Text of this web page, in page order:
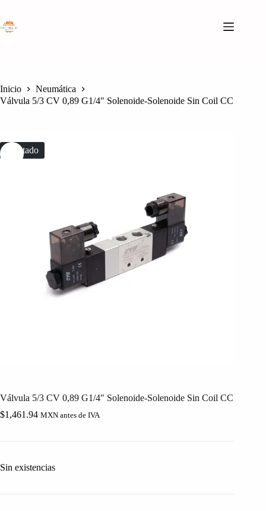
contenido
Inicio
Neumática
Válvula 5/3 CV 0,89 G1/4″ Solenoide-Solenoide Sin Coil CC
Agotado
Válvula 5/3 CV 0,89 G1/4″ Solenoide-Solenoide Sin Coil CC
$1,461.94 MXN antes de IVA
Sin existencias